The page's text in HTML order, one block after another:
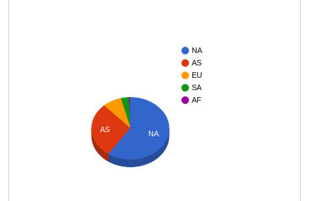
NA
AS
EU
SA
AF
AS NA